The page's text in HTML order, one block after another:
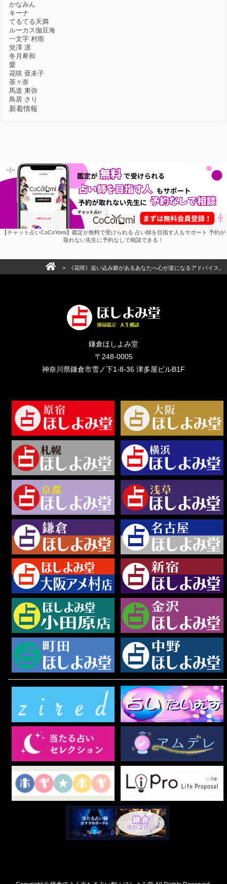
かなみん
キーナ
てるてる天満
ルーカス伽豆海
一文字 村雨
兌澤 凛
冬月希和
愛
花咲 亜未子
茶々奈
馬道 東弥
鳥居 さり
新着情報
【チャット占いCoCoYomi】鑑定が無料で受けられる 占い師を目指す人もサポート 予約が
取れない先生に予約なしで相談できる！
> 《花咲》追い込み癖があるあなたへ心が楽になるアドバイス。
鎌倉ほしよみ堂
〒248-0005
神奈川県鎌倉市雪ノ下1-8-36 津多屋ビルB1F